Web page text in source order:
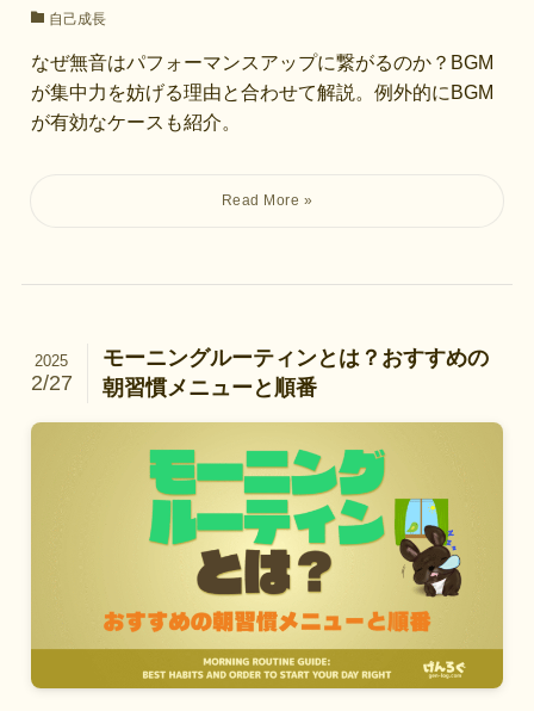
自己成長
なぜ無音はパフォーマンスアップに繋がるのか？BGM
が集中力を妨げる理由と合わせて解説。例外的にBGM
が有効なケースも紹介。
モーニングルーティンとは？おすすめの
朝習慣メニューと順番
2025
2/27